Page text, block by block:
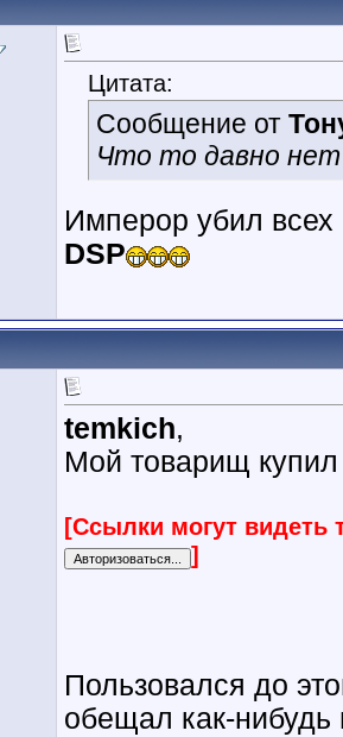
Цитата:
Сообщение от
Что то давно нет
Имперор убил
DSP
temkich,
Мой товарищ купил
[Ссылки могут видеть
]
Пользовался до
обещал как-нибудь